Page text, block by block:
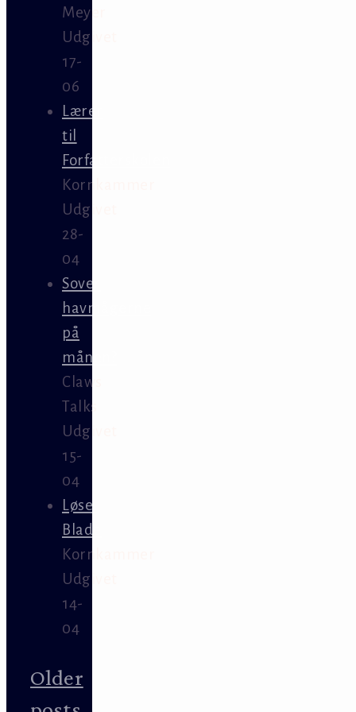
Meyer
Udgivet
17-
06
Lærer
til
Forfatterskolen
Kornkammer
Udgivet
28-
04
Sover
havmågerne
på
månen?
Claws
Talks
Udgivet
15-
04
Løse
Blade
Kornkammer
Udgivet
14-
04
Older